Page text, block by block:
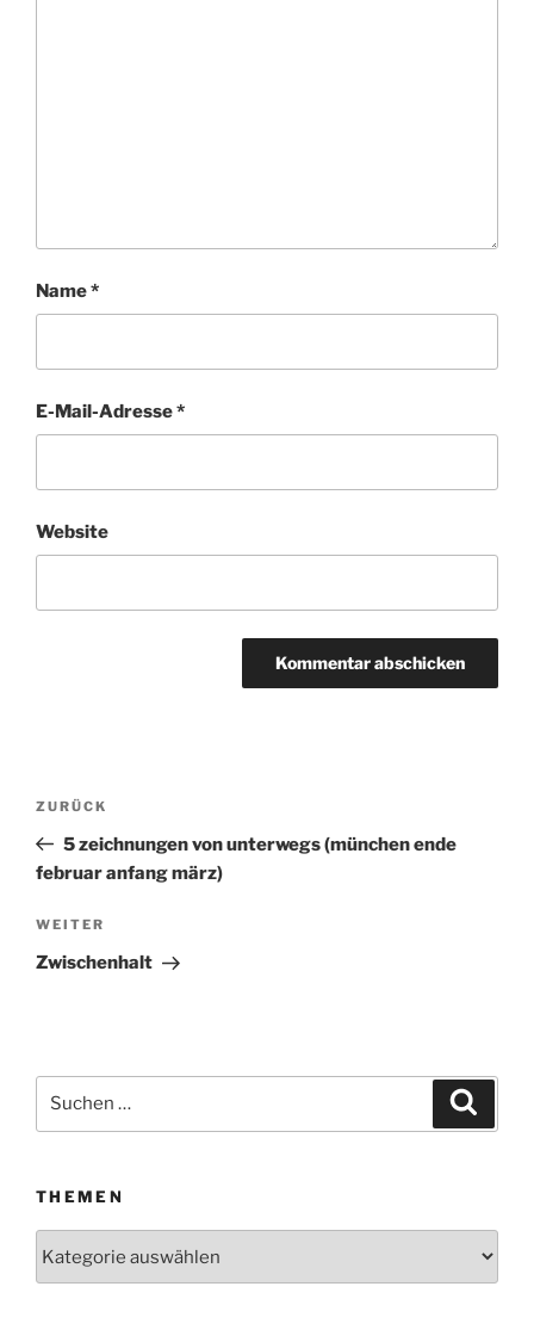
Name*
E-Mail-Adresse*
Website
Beitragsnavigation
Vorheriger
Beitrag
ZURÜCK
5 zeichnungen von unterwegs (münchen ende
februar anfang märz)
Nächster
Beitrag
WEITER
Zwischenhalt
Suchen
THEMEN